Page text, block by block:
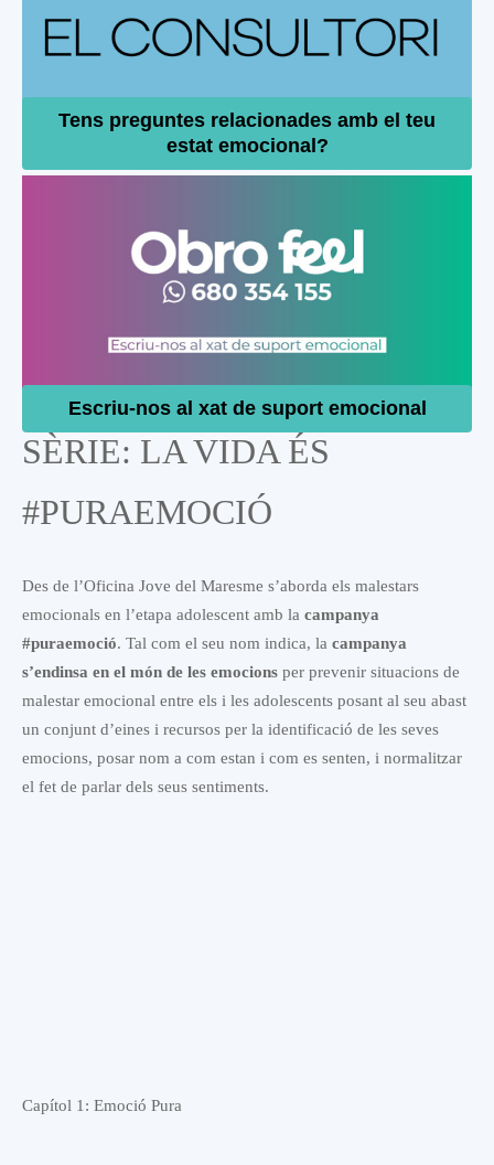
Tens preguntes relacionades amb el teu
estat emocional?
Escriu-nos al xat de suport emocional
SÈRIE: LA VIDA ÉS
#PURAEMOCIÓ
Des de l’Oficina Jove del Maresme s’aborda els malestars
emocionals en l’etapa adolescent amb la campanya
#puraemoció. Tal com el seu nom indica, la campanya
s’endinsa en el món de les emocions per prevenir situacions de
malestar emocional entre els i les adolescents posant al seu abast
un conjunt d’eines i recursos per la identificació de les seves
emocions, posar nom a com estan i com es senten, i normalitzar
el fet de parlar dels seus sentiments.
Capítol 1: Emoció Pura